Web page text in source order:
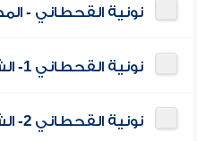
نونية القحطاني -
نونية القحطاني 1- الشليمي
نونية القحطاني 2- الشليمي